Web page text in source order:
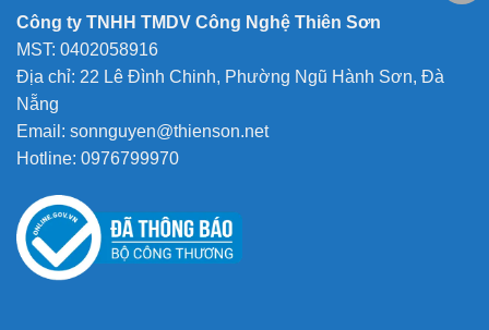
Công ty TNHH TMDV Công Nghệ Thiên Sơn
MST: 0402058916
Địa chỉ: 22 Lê Đình Chinh, Phường Ngũ Hành Sơn, Đà
Nẵng
Email: sonnguyen@thienson.net
Hotline: 0976799970